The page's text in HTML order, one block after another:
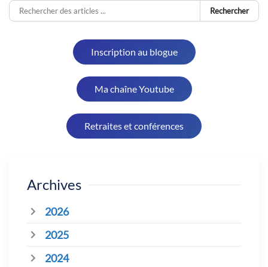
Rechercher
Inscription au blogue
Ma chaîne Youtube
Retraites et conférences
Archives
2026
2025
2024